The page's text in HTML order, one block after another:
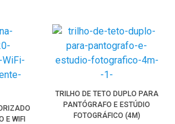
E WIFI
TRILHO DE TETO DUPLO PARA
PANTÓGRAFO E ESTÚDIO
FOTOGRÁFICO (4M)